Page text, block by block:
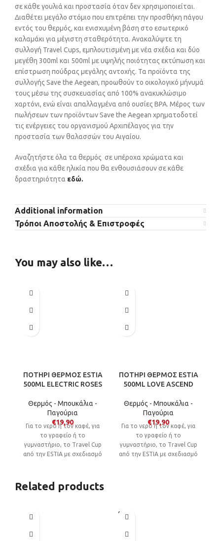
σε κάθε γουλιά και προστασία όταν δεν χρησιμοποιείται.
Διαθέτει μεγάλο στόμιο που επιτρέπει την προσθήκη πάγου
εντός του θερμός, και ενισχυμένη βάση στο εσωτερικό
καλαμάκι για μέγιστη σταθερότητα. Ανακαλύψτε τη
συλλογή Travel Cups, εμπλουτισμένη με νέα σχέδια και δύο
μεγέθη 300ml και 500ml με υψηλής ποιότητας εκτύπωση και
επίστρωση πούδρας μεγάλης αντοχής. Τα προϊόντα της
συλλογής Save the Aegean, προωθούν το οικολογικό μήνυμά
τους μέσω της συσκευασίας από 100% ανακυκλώσιμο
χαρτόνι, ενώ είναι απαλλαγμένα από ουσίες BPA. Μέρος των
πωλήσεων των προϊόντων Save the Aegean χρηματοδοτεί
τις ενέργειες του οργανισμού Αρχιπέλαγος για την
προστασία των θαλασσών του Αιγαίου.
Αναζητήστε όλα τα θερμός σε υπέροχα χρώματα και
σχέδια για κάθε ηλικία που θα ενθουσιάσουν σε κάθε
δραστηριότητα εδώ.
Additional information
Τρόποι Αποστολής & Επιστροφές
You may also like…
ΠΟΤΗΡΙ ΘΕΡΜΟΣ ESTIA
500ML ELECTRIC ROSES
Θερμός - Μπουκάλια -
Παγούρια
€19,90
Για το νερό ή τον καφέ, για
το γραφείο ή το
γυμναστήριο, το Travel Cup
από την ΕSTIA με σχεδιασμό
σου σύμμαχος σε κάθε
στιγμή της ημέρας.
ΠΟΤΗΡΙ ΘΕΡΜΟΣ ESTIA
500ML LOVE ASCEND
Θερμός - Μπουκάλια -
Παγούρια
€19,90
Για το νερό ή τον καφέ, για
το γραφείο ή το
γυμναστήριο, το Travel Cup
από την ΕSTIA με σχεδιασμό
Related products
SOLD
OUT